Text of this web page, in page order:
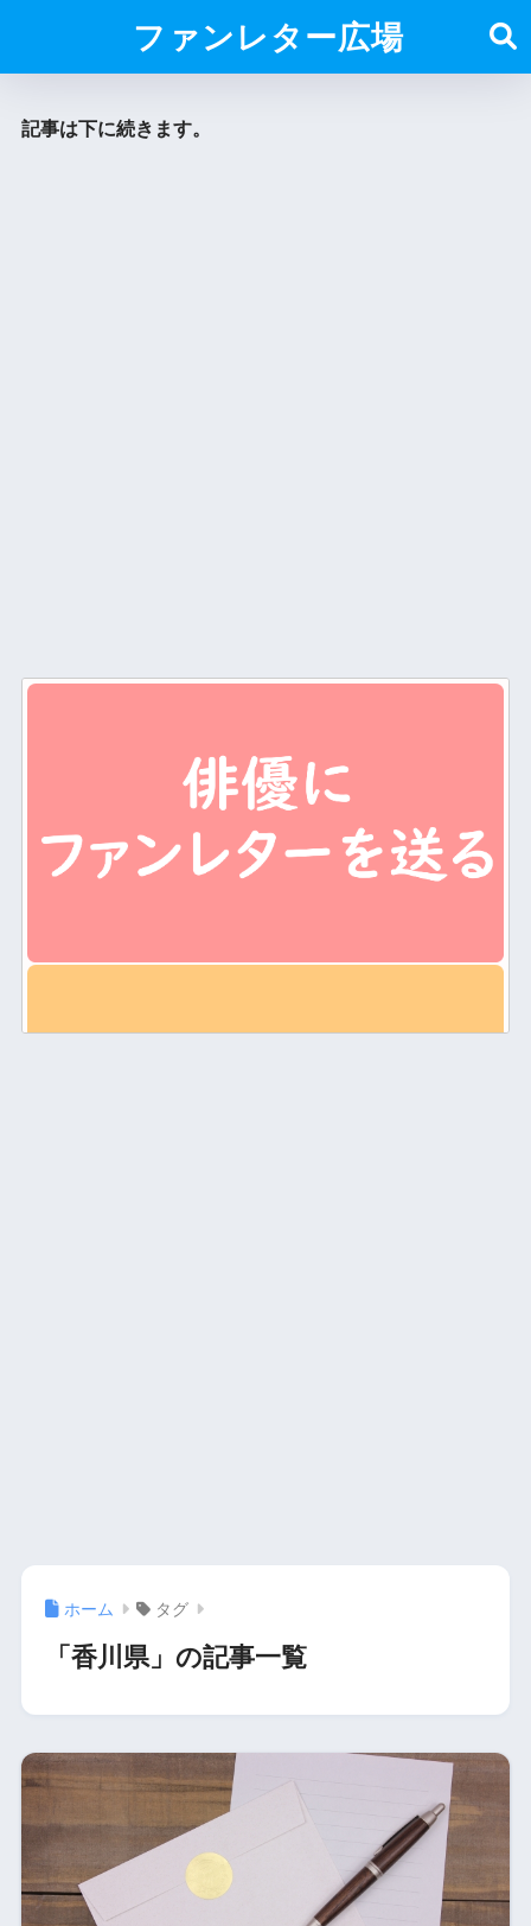
ファンレター広場
記事は下に続きます。
ホーム タグ
「香川県」の記事一覧